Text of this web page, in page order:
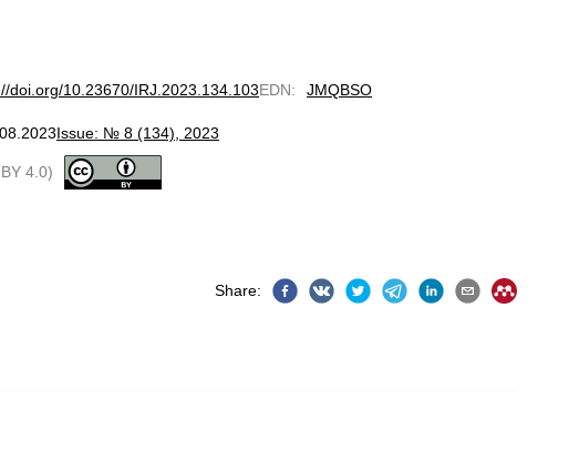
doi.org/10.23670/IRJ.2023.134.103EDN: JMQBSO
Issue: № 8 (134), 2023
4.0)
Share: